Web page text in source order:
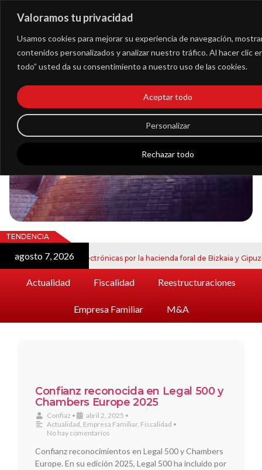
Valoramos tu privacidad
Usamos cookies para mejorar su experiencia de navegación,
contenidos personalizados y analizar nuestro tráfico. Al hacer clic
todo” usted da su consentimiento a nuestro uso de las cookies.
Personalizar
Rechazar todo
Aceptar todo
Blog
Noticias
TENDENCIA
agosto 7, 2026
de notificaciones electrónicas por la hacienda foral de Bizkaia y
Actualidad Fiscalidad Reestructuraciones
Empresa Familiar M&A
Confianz reconocida en Legal 500 y
Chambers Europe 2025
Confiaz • abril 2, 2025 •
Actualidad, Empresa Familiar, Fiscalidad •
No hay comentarios
Confianz reconocimientos en Legal 500 y Chambers
Europe. En su edición 2025, Legal 500 ha incluido por